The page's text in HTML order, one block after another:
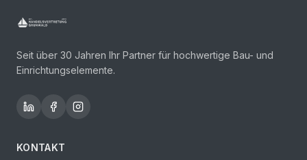
Seit über 30 Jahren Ihr Partner für hochwertige Bau- und
Einrichtungselemente.
KONTAKT